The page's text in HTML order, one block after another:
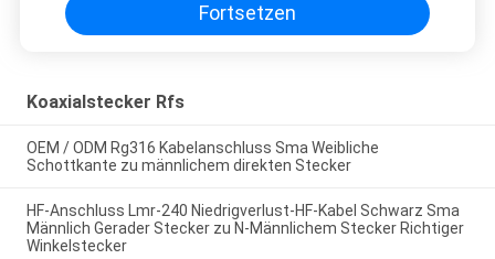
Fortsetzen
Koaxialstecker Rfs
OEM / ODM Rg316 Kabelanschluss Sma Weibliche
Schottkante zu männlichem direkten Stecker
HF-Anschluss Lmr-240 Niedrigverlust-HF-Kabel Schwarz Sma
Männlich Gerader Stecker zu N-Männlichem Stecker Richtiger
Winkelstecker